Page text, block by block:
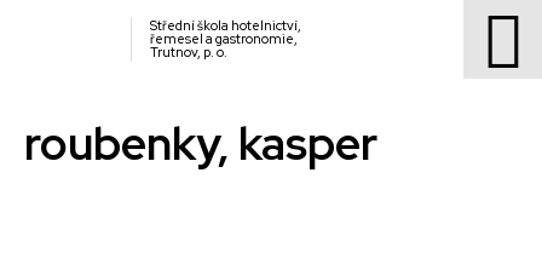
Střední škola hotelnictví,
řemesel a gastronomie,
Trutnov, p. o.
roubenky, kasper